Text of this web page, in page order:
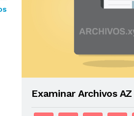
Examinar Archivos AZ